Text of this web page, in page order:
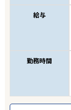
給与
勤務時間